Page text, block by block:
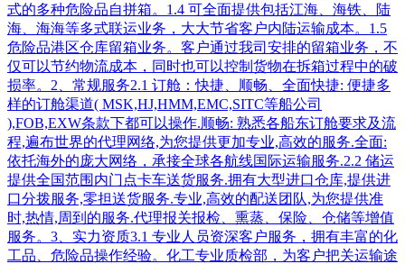
式的多种危险品自拼箱。1.4 可全面提供包括江海、海铁、陆
海、海海等多式联运业务，大大节省客户内陆运输成本。1.5
危险品港区仓库留箱业务。客户通过我司安排的留箱业务，不
仅可以节约物流成本，同时也可以控制货物在拆箱过程中的破
损率。2、常规服务2.1 订舱：快捷、顺畅、全面快捷: 便捷多
样的订舱渠道( MSK,HJ,HMM,EMC,SITC等船公司
),FOB,EXW条款下都可以操作.顺畅: 熟悉各船东订舱要求及流
程,遍布世界的代理网络,为您提供更加专业,高效的服务.全面:
依托海外的庞大网络，承接全球各航线国际运输服务.2.2 储运
提供全国范围内门点卡车送货服务.拥有大型进口仓库,提供进
口分拨服务,零担送货服务.专业,高效的配送团队,为您提供准
时,热情,周到的服务.代理报关报检、熏蒸、保险、仓储等增值
服务。3、实力资质3.1 专业人员资深客户服务，拥有丰富的化
工品、危险品操作经验。化工专业质检部，为客户把关运输途